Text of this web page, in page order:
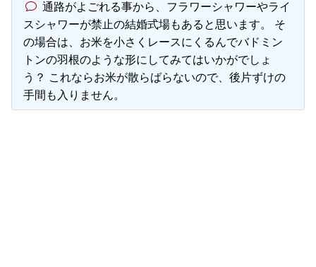
通路がよごれる事から、フラワーシャワーやライ
スシャワーが禁止の結婚式場もあると思います。 そ
の場合は、お米を小さくレースにくるんでバドミン
トンの羽根のような形にしてみてはいかがでしょ
う？ これならお米が散らばらないので、後片ずけの
手間も入りません。